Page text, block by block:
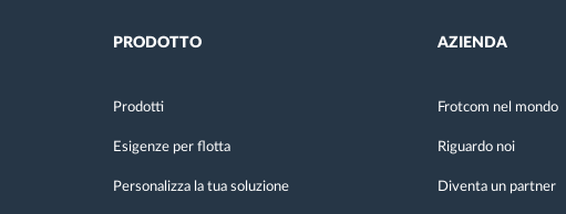
PRODOTTO
Prodotti
Esigenze per flotta
Personalizza la tua soluzione
AZIENDA
Frotcom nel mondo
Riguardo noi
Diventa un partner